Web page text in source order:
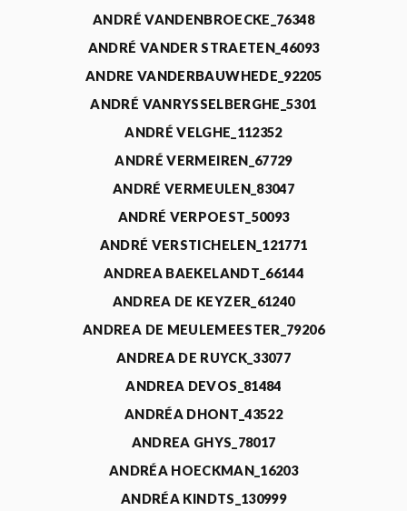
ANDRÉ VANDENBROECKE_76348
ANDRÉ VANDER STRAETEN_46093
ANDRE VANDERBAUWHEDE_92205
ANDRÉ VANRYSSELBERGHE_5301
ANDRÉ VELGHE_112352
ANDRÉ VERMEIREN_67729
ANDRÉ VERMEULEN_83047
ANDRÉ VERPOEST_50093
ANDRÉ VERSTICHELEN_121771
ANDREA BAEKELANDT_66144
ANDREA DE KEYZER_61240
ANDREA DE MEULEMEESTER_79206
ANDREA DE RUYCK_33077
ANDREA DEVOS_81484
ANDRÉA DHONT_43522
ANDREA GHYS_78017
ANDRÉA HOECKMAN_16203
ANDRÉA KINDTS_130999